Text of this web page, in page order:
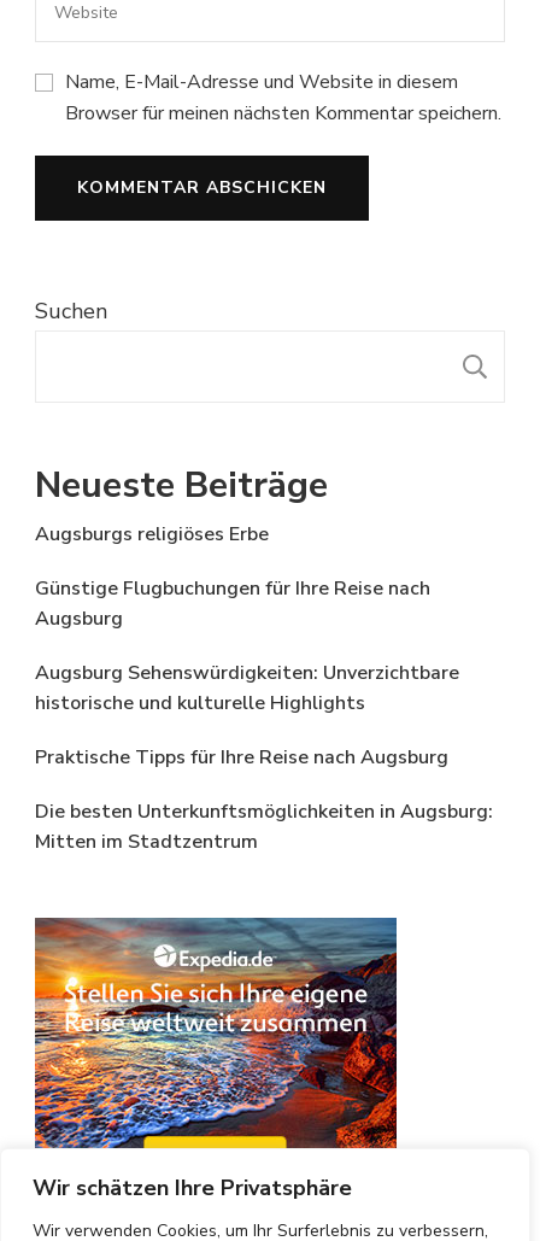
Wir schätzen Ihre Privatsphäre
Wir verwenden Cookies, um Ihr Surferlebnis zu verbessern,
Name, E-Mail-Adresse und Website in diesem
Browser für meinen nächsten Kommentar speichern.
Suchen
Neueste Beiträge
Augsburgs religiöses Erbe
Günstige Flugbuchungen für Ihre Reise nach
Augsburg
Augsburg Sehenswürdigkeiten: Unverzichtbare
historische und kulturelle Highlights
Praktische Tipps für Ihre Reise nach Augsburg
Die besten Unterkunftsmöglichkeiten in Augsburg:
Mitten im Stadtzentrum